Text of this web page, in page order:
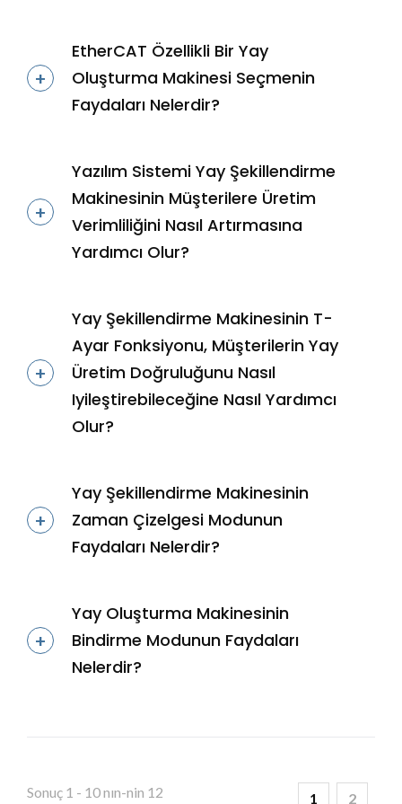
EtherCAT Özellikli Bir Yay
Oluşturma Makinesi Seçmenin
Faydaları Nelerdir?
Yazılım Sistemi Yay Şekillendirme
Makinesinin Müşterilere Üretim
Verimliliğini Nasıl Artırmasına
Yardımcı Olur?
Yay Şekillendirme Makinesinin T-
Ayar Fonksiyonu, Müşterilerin Yay
Üretim Doğruluğunu Nasıl
Iyileştirebileceğine Nasıl Yardımcı
Olur?
Yay Şekillendirme Makinesinin
Zaman Çizelgesi Modunun
Faydaları Nelerdir?
Yay Oluşturma Makinesinin
Bindirme Modunun Faydaları
Nelerdir?
Sonuç 1 - 10 nın-nin 12 1 2